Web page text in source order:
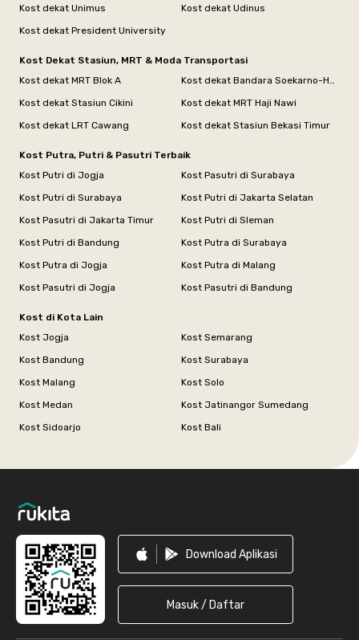
Kost dekat Unimus
Kost dekat Udinus
Kost dekat President University
Kost Dekat Stasiun, MRT & Moda Transportasi
Kost dekat MRT Blok A
Kost dekat Bandara Soekarno-Hatta
Kost dekat Stasiun Cikini
Kost dekat MRT Haji Nawi
Kost dekat LRT Cawang
Kost dekat Stasiun Bekasi Timur
Kost Putra, Putri & Pasutri Terbaik
Kost Putri di Jogja
Kost Pasutri di Surabaya
Kost Putri di Surabaya
Kost Putri di Jakarta Selatan
Kost Pasutri di Jakarta Timur
Kost Putri di Sleman
Kost Putri di Bandung
Kost Putra di Surabaya
Kost Putra di Jogja
Kost Putra di Malang
Kost Pasutri di Jogja
Kost Pasutri di Bandung
Kost di Kota Lain
Kost Jogja
Kost Semarang
Kost Bandung
Kost Surabaya
Kost Malang
Kost Solo
Kost Medan
Kost Jatinangor Sumedang
Kost Sidoarjo
Kost Bali
Download Aplikasi
Masuk / Daftar